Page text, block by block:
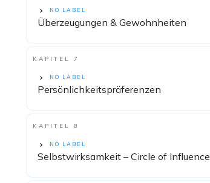
NO LABEL
Überzeugungen & Gewohnheiten
KAPITEL 7
NO LABEL
Persönlichkeitspräferenzen
KAPITEL 8
NO LABEL
Selbstwirksamkeit – Circle of Influence